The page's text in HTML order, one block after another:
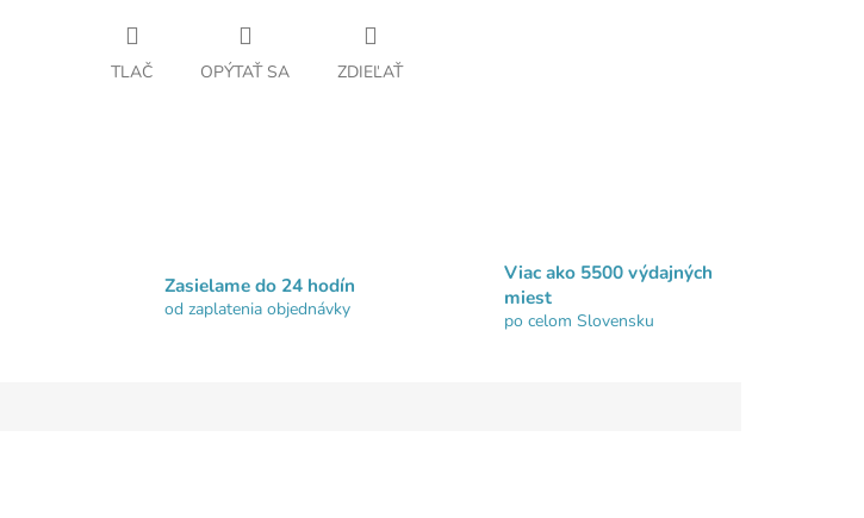
TLAČ OPÝTAŤ SA ZDIEĽAŤ
Zasielame do 24 hodín
od zaplatenia objednávky
Viac ako 5500 výdajných
miest
po celom Slovensku